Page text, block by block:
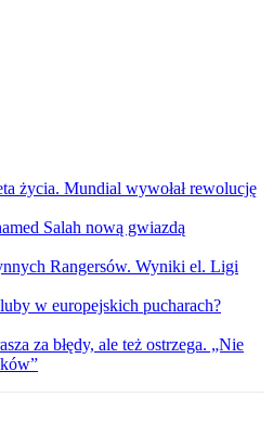
życia. Mundial wywołał rewolucję
Salah nową gwiazdą
Rangersów. Wyniki el. Ligi
w europejskich pucharach?
za błędy, ale też ostrzega. „Nie